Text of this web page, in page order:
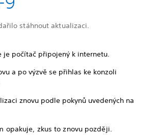
stáhnout aktualizaci.
je počítač připojený k internetu.
a po výzvě se přihlas ke konzoli
znovu podle pokynů uvedených na
opakuje, zkus to znovu později.